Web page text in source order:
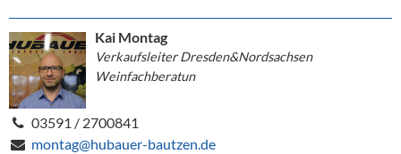
Kai Montag
Verkaufsleiter Dresden&Nordsachsen
Weinfachberatun
03591 / 2700841
montag@hubauer-bautzen.de